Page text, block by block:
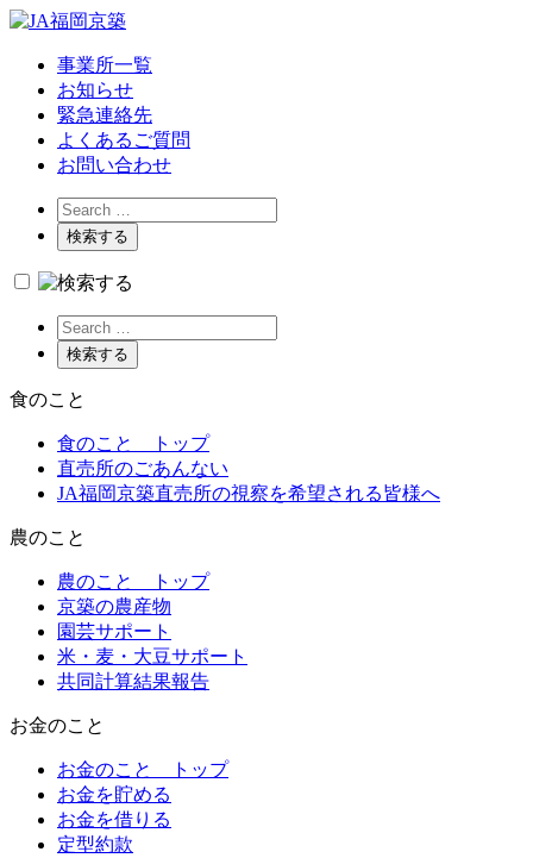
事業所一覧
お知らせ
緊急連絡先
よくあるご質問
お問い合わせ
食のこと
食のこと トップ
直売所のごあんない
JA福岡京築直売所の視察を希望される皆様へ
農のこと
農のこと トップ
京築の農産物
園芸サポート
米・麦・大豆サポート
共同計算結果報告
お金のこと
お金のこと トップ
お金を貯める
お金を借りる
定型約款